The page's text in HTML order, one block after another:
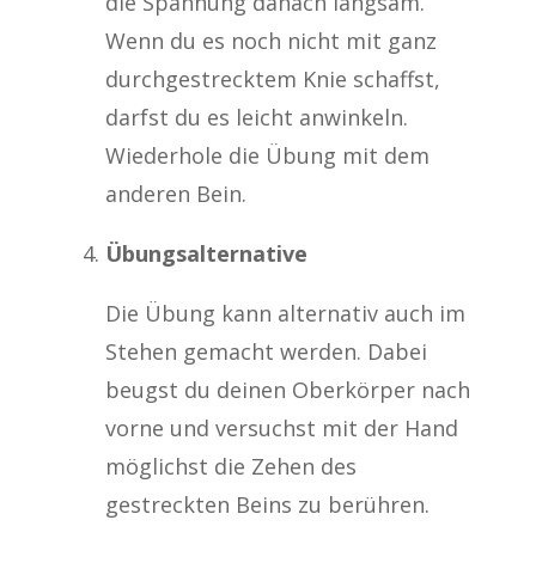
Wenn du es noch nicht mit ganz
durchgestrecktem Knie schaffst,
darfst du es leicht anwinkeln.
Wiederhole die Übung mit dem
anderen Bein.
Übungsalternative
Die Übung kann alternativ auch im
Stehen gemacht werden. Dabei
beugst du deinen Oberkörper nach
vorne und versuchst mit der Hand
möglichst die Zehen des
gestreckten Beins zu berühren.